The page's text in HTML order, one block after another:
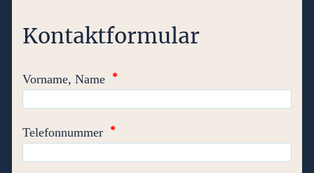
Kontaktformular
Vorname, Name *
Telefonnummer *